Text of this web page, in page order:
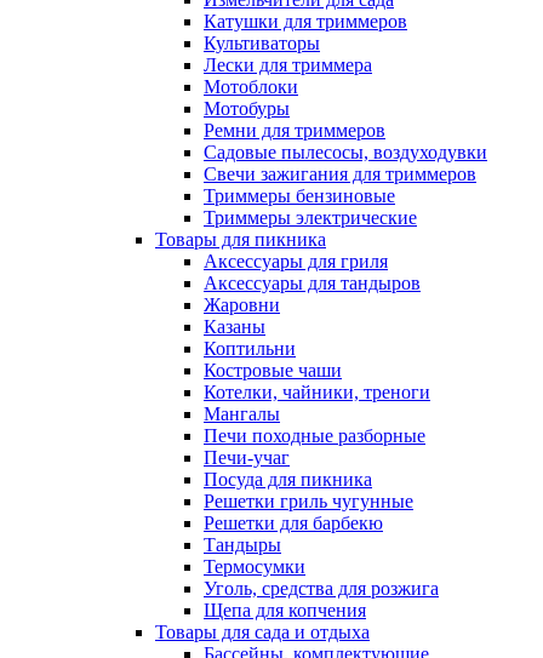
Катушки для триммеров
Культиваторы
Лески для триммера
Мотоблоки
Мотобуры
Ремни для триммеров
Садовые пылесосы, воздуходувки
Свечи зажигания для триммеров
Триммеры бензиновые
Триммеры электрические
Товары для пикника
Аксессуары для гриля
Аксессуары для тандыров
Жаровни
Казаны
Коптильни
Костровые чаши
Котелки, чайники, треноги
Мангалы
Печи походные разборные
Печи-учаг
Посуда для пикника
Решетки гриль чугунные
Решетки для барбекю
Тандыры
Термосумки
Уголь, средства для розжига
Щепа для копчения
Товары для сада и отдыха
Бассейны, комплектующие